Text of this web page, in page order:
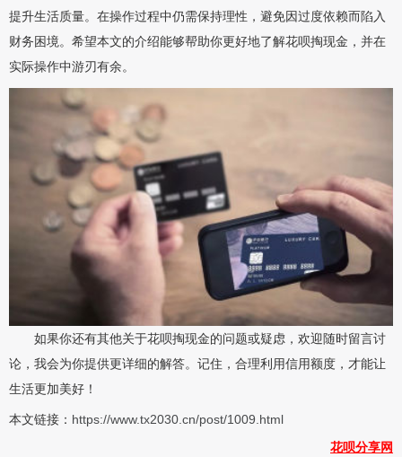
提升生活质量。在操作过程中仍需保持理性，避免因过度依赖而陷入
财务困境。希望本文的介绍能够帮助你更好地了解花呗掏现金，并在
实际操作中游刃有余。
如果你还有其他关于花呗掏现金的问题或疑虑，欢迎随时留言讨
论，我会为你提供更详细的解答。记住，合理利用信用额度，才能让
生活更加美好！
本文链接： https://www.tx2030.cn/post/1009.html
花呗分享网